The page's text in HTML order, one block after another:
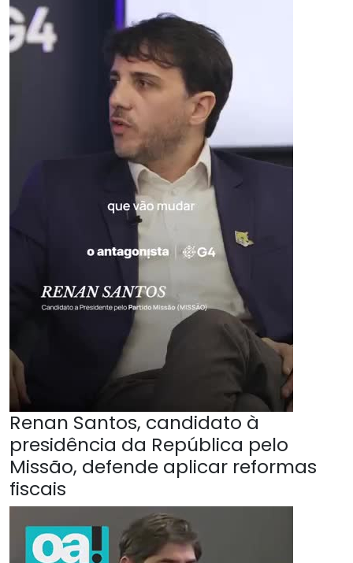
Renan Santos, candidato à
presidência da República pelo
Missão, defende aplicar reformas
fiscais